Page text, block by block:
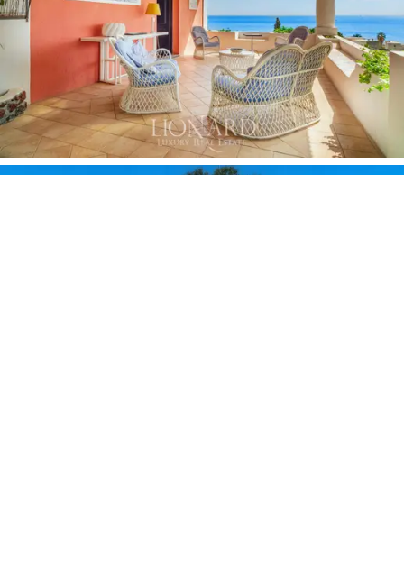
這座迷人的全景海濱別墅位於伊奧利亞群島的聖
馬裡納薩利納出售，代表了美麗、舒適和自然的
和諧結合。飯店位於薩利納 (Salina) 最負盛名和最
受保留的地點之一，不僅提供豪華的住所，而且
提供真正的生活方式，沉浸在風神群島的文化和
寧靜中。